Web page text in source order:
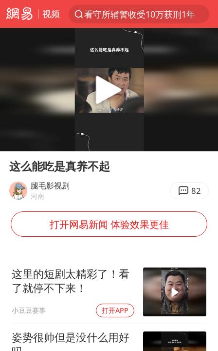
视频
看守所辅警收受10万获刑1年
台风白海豚进入48小时警戒线
中方回应是否在太平洋海底开采稀土
台风白海豚影响中国已成定局
五粮液渠道价一箱上涨近百元
宇树科技发行价格150.80元/股
80后女柜员逆袭成4200亿银行副行长
吉林一“温度计大楼”读数爆表
女子利用漏洞0元薅走3000多件家电
24小时不关空调 电费会更低吗
东方甄选被判赔偿江小白30万元
Play
这么能吃是真养不起
腿毛影视剧
河南 82
打开网易新闻 体验效果更佳
这里的短剧太精彩了！看
了就停不下来！
小豆豆赛事 打开APP
姿势很帅但是没什么用好